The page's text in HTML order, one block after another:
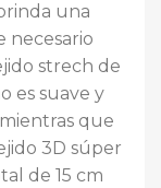
una
necesario
strech de
es suave y
que
3D súper
de 15 cm